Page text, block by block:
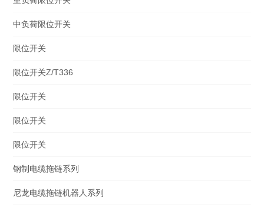
中负荷限位开关
限位开关
限位开关Z/T336
限位开关
限位开关
限位开关
钢制电缆拖链系列
尼龙电缆拖链机器人系列